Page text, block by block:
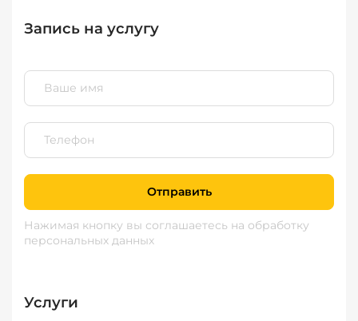
Запись на услугу
Отправить
Нажимая кнопку вы соглашаетесь на обработку
персональных данных
Услуги